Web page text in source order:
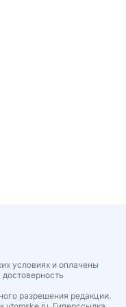
условиях и оплачены
разрешения редакции.